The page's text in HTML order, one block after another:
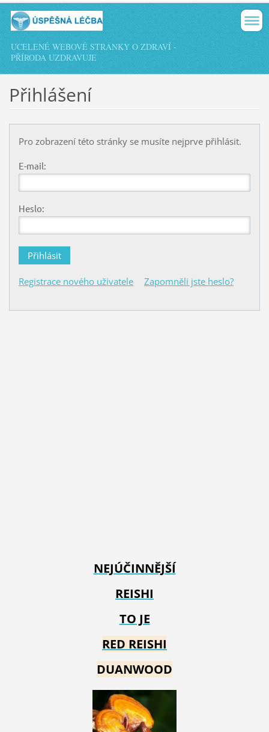
UCELENÉ WEBOVÉ STRÁNKY O ZDRAVÍ -
PŘÍRODA UZDRAVUJE
Přihlášení
Pro zobrazení této stránky se musíte nejprve přihlásit.
E-mail:
Heslo:
Registrace nového uživatele Zapomněli jste heslo?
NEJÚČINNĚJŠÍ
REISHI
TO JE
RED REISHI
DUANWOOD